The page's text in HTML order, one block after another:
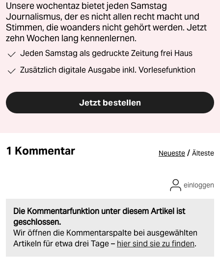
Unsere wochentaz bietet jeden Samstag
Journalismus, der es nicht allen recht macht und
Stimmen, die woanders nicht gehört werden. Jetzt
zehn Wochen lang kennenlernen.
Jeden Samstag als gedruckte Zeitung frei Haus
Zusätzlich digitale Ausgabe inkl. Vorlesefunktion
Jetzt bestellen
1 Kommentar Neueste / Älteste
Die Kommentarfunktion unter diesem Artikel ist
geschlossen.
Wir öffnen die Kommentarspalte bei ausgewählten
Artikeln für etwa drei Tage – hier sind sie zu finden.
einloggen